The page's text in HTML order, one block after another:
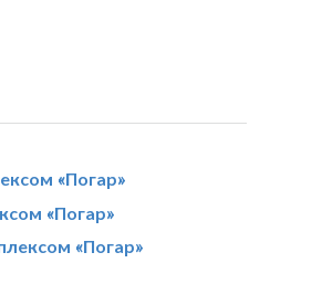
«Погар»
«Погар»
«Погар»